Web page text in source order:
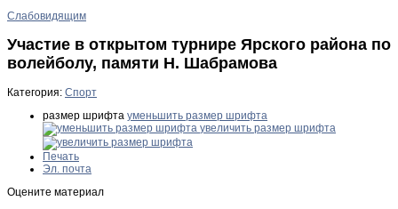
Слабовидящим
Участие в открытом турнире Ярского района по
волейболу, памяти Н. Шабрамова
Категория: Спорт
размер шрифта уменьшить размер шрифта
увеличить размер шрифта
Печать
Эл. почта
Оцените материал